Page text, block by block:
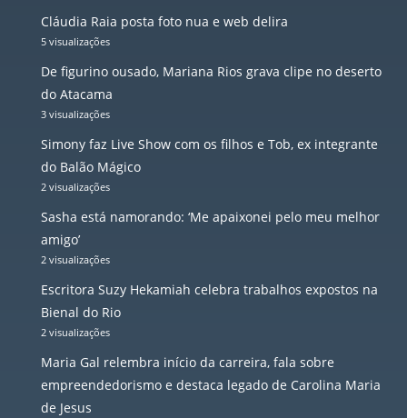
Cláudia Raia posta foto nua e web delira
5 visualizações
De figurino ousado, Mariana Rios grava clipe no deserto
do Atacama
3 visualizações
Simony faz Live Show com os filhos e Tob, ex integrante
do Balão Mágico
2 visualizações
Sasha está namorando: ‘Me apaixonei pelo meu melhor
amigo’
2 visualizações
Escritora Suzy Hekamiah celebra trabalhos expostos na
Bienal do Rio
2 visualizações
Maria Gal relembra início da carreira, fala sobre
empreendedorismo e destaca legado de Carolina Maria
de Jesus